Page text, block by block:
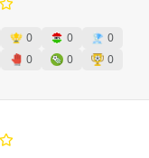
0 0
0
0 0
0